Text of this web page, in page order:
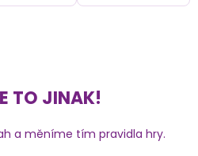
TO JINAK!
a měníme tím pravidla hry.